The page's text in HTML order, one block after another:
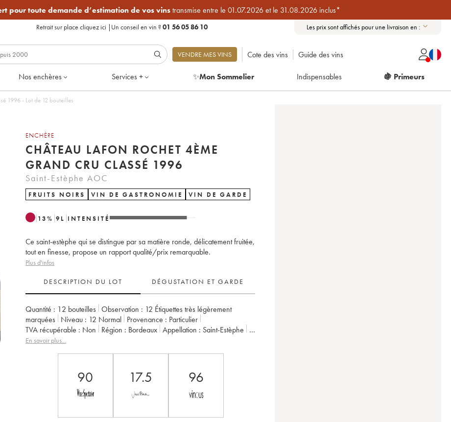
pour toute demande d’estimation de vos vinstransmise entre le 01.07.2026 et le 31.08.2026 inclus*
Retrait sur place cliquez ici | Un conseil en vin ?01 56 05 86 10 Les prix sont affichés pour une livraison en :
VENDRE MES VINS Cote des vins Guide des vins
Nos enchères Services + ✨Mon Sommelier Indispensables 🍇 Primeurs
Château Lafon Rochet 4ème Grand Cru Classé 1996 - Lot de 12 bouteilles
ENCHÈRE
CHÂTEAU LAFON ROCHET 4ÈME
GRAND CRU CLASSÉ 1996
Saint-Estèphe AOC
FRUITS NOIRS VIN DE GASTRONOMIE VIN DE GARDE
13% 9 L INTENSITÉ
Ce saint-estèphe qui se distingue par sa matière ronde, délicatement fruitée,
tout en finesse, propose un rapport qualité/prix remarquable.
Plus d'infos
DESCRIPTION DU LOT DÉGUSTATION ET GARDE
Quantité : 12 bouteilles Observation : 12 Étiquettes très légèrement
marquées
Niveau : 12 Normal Provenance : particulier
TVA récupérable :
non Région : Bordeaux Appellation :
Saint-Estèphe
Classement :
En savoir plus...
90 17.5 96